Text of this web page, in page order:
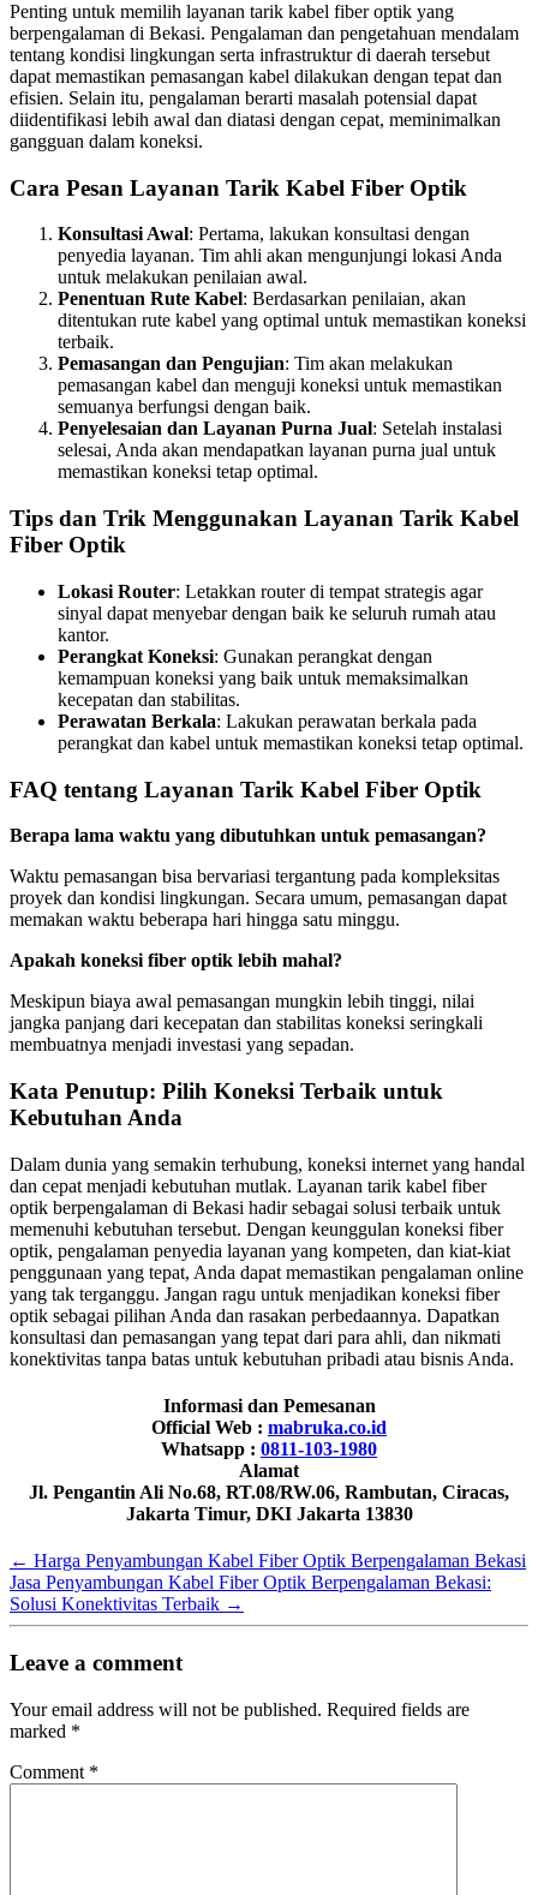
Penting untuk memilih layanan tarik kabel fiber optik yang
berpengalaman di Bekasi. Pengalaman dan pengetahuan mendalam
tentang kondisi lingkungan serta infrastruktur di daerah tersebut
dapat memastikan pemasangan kabel dilakukan dengan tepat dan
efisien. Selain itu, pengalaman berarti masalah potensial dapat
diidentifikasi lebih awal dan diatasi dengan cepat, meminimalkan
gangguan dalam koneksi.
Cara Pesan Layanan Tarik Kabel Fiber Optik
Konsultasi Awal: Pertama, lakukan konsultasi dengan
penyedia layanan. Tim ahli akan mengunjungi lokasi Anda
untuk melakukan penilaian awal.
Penentuan Rute Kabel: Berdasarkan penilaian, akan
ditentukan rute kabel yang optimal untuk memastikan koneksi
terbaik.
Pemasangan dan Pengujian: Tim akan melakukan
pemasangan kabel dan menguji koneksi untuk memastikan
semuanya berfungsi dengan baik.
Penyelesaian dan Layanan Purna Jual: Setelah instalasi
selesai, Anda akan mendapatkan layanan purna jual untuk
memastikan koneksi tetap optimal.
Tips dan Trik Menggunakan Layanan Tarik Kabel
Fiber Optik
Lokasi Router: Letakkan router di tempat strategis agar
sinyal dapat menyebar dengan baik ke seluruh rumah atau
kantor.
Perangkat Koneksi: Gunakan perangkat dengan
kemampuan koneksi yang baik untuk memaksimalkan
kecepatan dan stabilitas.
Perawatan Berkala: Lakukan perawatan berkala pada
perangkat dan kabel untuk memastikan koneksi tetap optimal.
FAQ tentang Layanan Tarik Kabel Fiber Optik
Berapa lama waktu yang dibutuhkan untuk pemasangan?
Waktu pemasangan bisa bervariasi tergantung pada kompleksitas
proyek dan kondisi lingkungan. Secara umum, pemasangan dapat
memakan waktu beberapa hari hingga satu minggu.
Apakah koneksi fiber optik lebih mahal?
Meskipun biaya awal pemasangan mungkin lebih tinggi, nilai
jangka panjang dari kecepatan dan stabilitas koneksi seringkali
membuatnya menjadi investasi yang sepadan.
Kata Penutup: Pilih Koneksi Terbaik untuk
Kebutuhan Anda
Dalam dunia yang semakin terhubung, koneksi internet yang handal
dan cepat menjadi kebutuhan mutlak. Layanan tarik kabel fiber
optik berpengalaman di Bekasi hadir sebagai solusi terbaik untuk
memenuhi kebutuhan tersebut. Dengan keunggulan koneksi fiber
optik, pengalaman penyedia layanan yang kompeten, dan kiat-kiat
penggunaan yang tepat, Anda dapat memastikan pengalaman online
yang tak terganggu. Jangan ragu untuk menjadikan koneksi fiber
optik sebagai pilihan Anda dan rasakan perbedaannya. Dapatkan
konsultasi dan pemasangan yang tepat dari para ahli, dan nikmati
konektivitas tanpa batas untuk kebutuhan pribadi atau bisnis Anda.
Informasi dan Pemesanan
Official Web : mabruka.co.id
Whatsapp : 0811-103-1980
Alamat
Jl. Pengantin Ali No.68, RT.08/RW.06, Rambutan, Ciracas,
Jakarta Timur, DKI Jakarta 13830
← Harga Penyambungan Kabel Fiber Optik Berpengalaman Bekasi
Jasa Penyambungan Kabel Fiber Optik Berpengalaman Bekasi:
Solusi Konektivitas Terbaik →
Leave a comment
Your email address will not be published. Required fields are
marked *
Comment *